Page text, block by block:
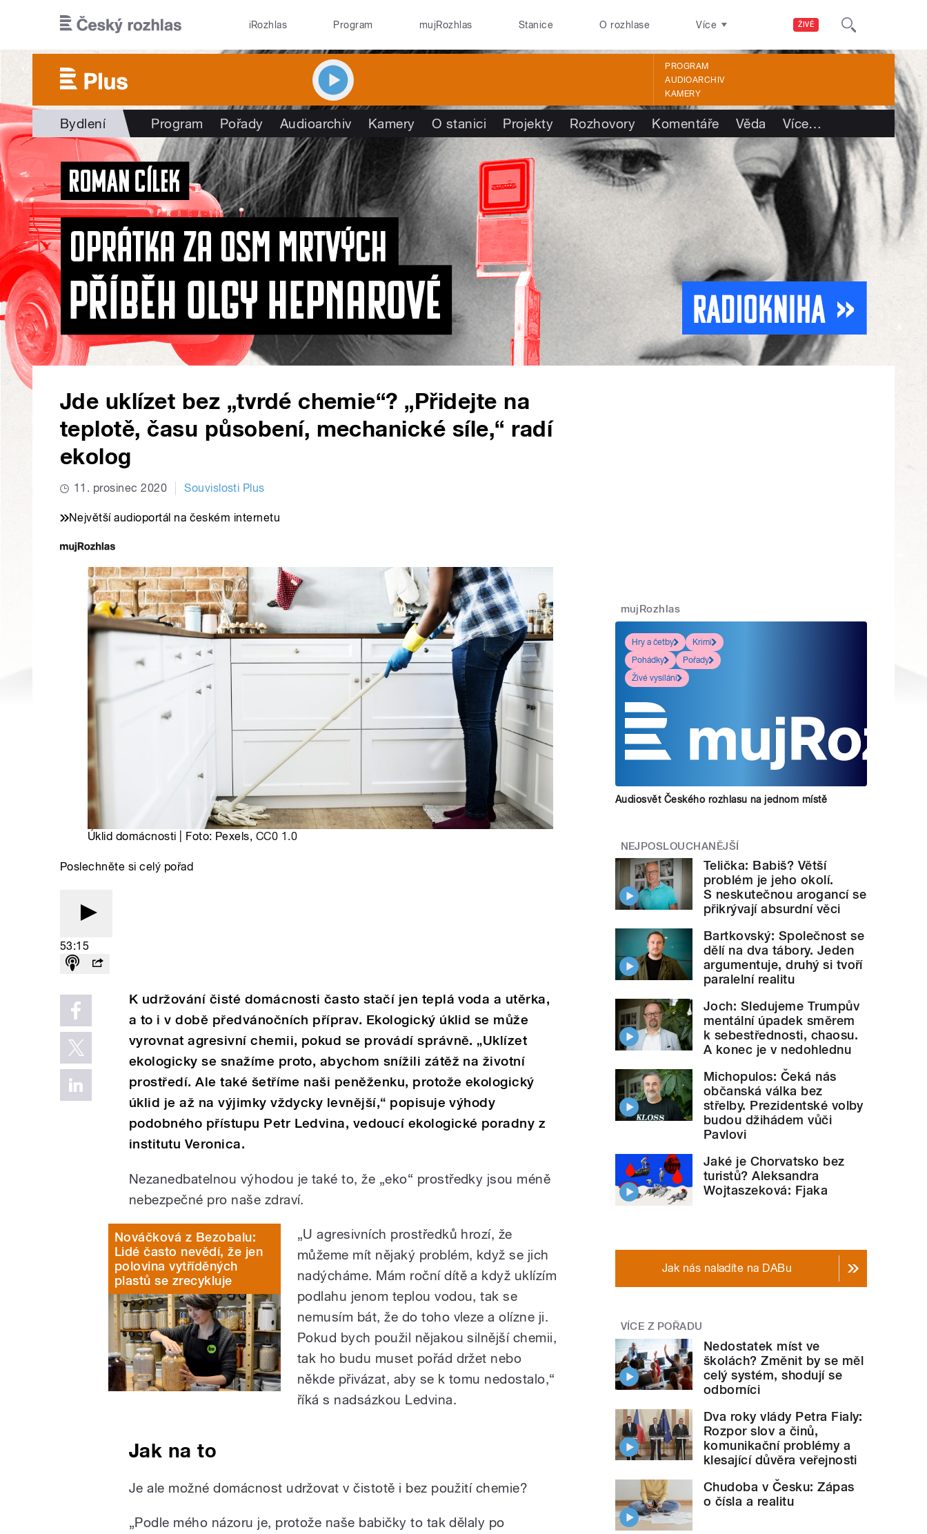
ŽIVĚ
iRozhlas Program mujRozhlas Stanice O rozhlase Více
PROGRAM
AUDIOARCHIV
KAMERY
Bydlení Program Pořady Audioarchiv Kamery O stanici Projekty Rozhovory Komentáře Věda Více…
Jde uklízet bez „tvrdé chemie“? „Přidejte na
teplotě, času působení, mechanické síle,“ radí
ekolog
11. prosinec 2020 Souvislosti Plus
Největší audioportál na českém internetu
Úklid domácnosti | Foto: Pexels, CC0 1.0
Poslechněte si celý pořad
53:15
K udržování čisté domácnosti často stačí jen teplá voda a utěrka,
a to i v době předvánočních příprav. Ekologický úklid se může
vyrovnat agresivní chemii, pokud se provádí správně. „Uklízet
ekologicky se snažíme proto, abychom snížili zátěž na životní
prostředí. Ale také šetříme naši peněženku, protože ekologický
úklid je až na výjimky vždycky levnější,“ popisuje výhody
podobného přístupu Petr Ledvina, vedoucí ekologické poradny z
institutu Veronica.
Nezanedbatelnou výhodou je také to, že „eko“ prostředky jsou méně
nebezpečné pro naše zdraví.
Nováčková z Bezobalu:
Lidé často nevědí, že jen
polovina vytříděných
plastů se zrecykluje
„U agresivních prostředků hrozí, že
můžeme mít nějaký problém, když se jich
nadýcháme. Mám roční dítě a když uklízím
podlahu jenom teplou vodou, tak se
nemusím bát, že do toho vleze a olízne ji.
Pokud bych použil nějakou silnější chemii,
tak ho budu muset pořád držet nebo
někde přivázat, aby se k tomu nedostalo,“
říká s nadsázkou Ledvina.
Jak na to
Je ale možné domácnost udržovat v čistotě i bez použití chemie?
„Podle mého názoru je, protože naše babičky to tak dělaly po
mujRozhlas
Hry a četby
Krimi
Pohádky
Pořady
Živé vysílání
Audiosvět Českého rozhlasu na jednom místě
NEJPOSLOUCHANĚJŠÍ
Telička: Babiš? Větší
problém je jeho okolí.
S neskutečnou arogancí se
přikrývají absurdní věci
Bartkovský: Společnost se
dělí na dva tábory. Jeden
argumentuje, druhý si tvoří
paralelní realitu
Joch: Sledujeme Trumpův
mentální úpadek směrem
k sebestřednosti, chaosu.
A konec je v nedohlednu
Michopulos: Čeká nás
občanská válka bez
střelby. Prezidentské volby
budou džihádem vůči
Pavlovi
Jaké je Chorvatsko bez
turistů? Aleksandra
Wojtaszeková: Fjaka
Jak nás naladíte na DABu
VÍCE Z POŘADU
Nedostatek míst ve
školách? Změnit by se měl
celý systém, shodují se
odborníci
Dva roky vlády Petra Fialy:
Rozpor slov a činů,
komunikační problémy a
klesající důvěra veřejnosti
Chudoba v Česku: Zápas
o čísla a realitu